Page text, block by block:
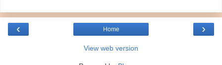
‹ ›
Home
View web version